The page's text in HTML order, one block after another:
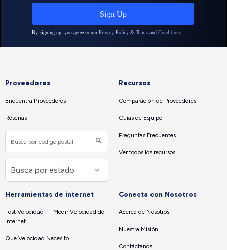
Proveedores
Encuentra Proveedores
Reseñas
Recursos
Comparación de Proveedores
Guías de Equipo
Preguntas Frecuentes
Ver todos los recursos
Herramientas de internet
Test Velocidad — Medir Velocidad de
Internet
Que Velocidad Necesito
Conecta con Nosotros
Acerca de Nosotros
Nuestra Misión
Contáctanos